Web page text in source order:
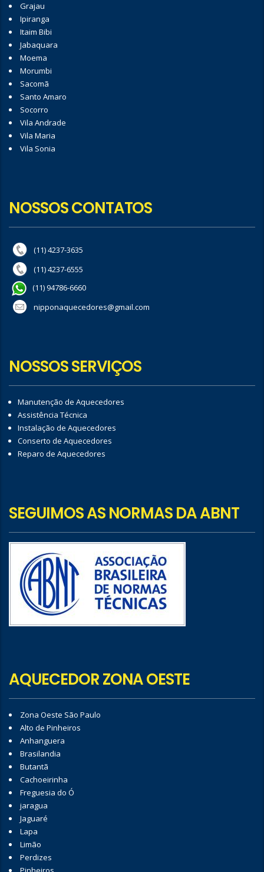
Grajau
Ipiranga
Itaim Bibi
Jabaquara
Moema
Morumbi
Sacomã
Santo Amaro
Socorro
Vila Andrade
Vila Maria
Vila Sonia
NOSSOS CONTATOS
(11) 4237-3635
(11) 4237-6555
(11) 94786-6660
nipponaquecedores@gmail.com
NOSSOS SERVIÇOS
Manutenção de Aquecedores
Assistência Técnica
Instalação de Aquecedores
Conserto de Aquecedores
Reparo de Aquecedores
SEGUIMOS AS NORMAS DA ABNT
AQUECEDOR ZONA OESTE
Zona Oeste São Paulo
Alto de Pinheiros
Anhanguera
Brasilandia
Butantã
Cachoeirinha
Freguesia do Ó
jaragua
Jaguaré
Lapa
Limão
Perdizes